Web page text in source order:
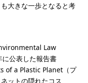
大きな一歩となると考
Law
に公表した報告書
of a Plastic Planet（プ
ットの隠れたコス